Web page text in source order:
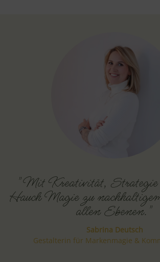
"Mit Kreativität, Strategie
Hauch Magie zu
allen Ebenen."
Sabrina Deutsch
Gestalterin für Markenmagie &